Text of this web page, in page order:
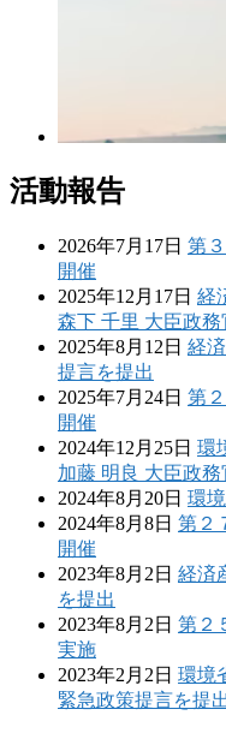
活動報告
2026年7月17日 第
開催
2025年12月17日 経
森下 千里 大臣政
2025年8月12日 経
提言を提出
2025年7月24日 第
開催
2024年12月25日 環
加藤 明良 大臣政
2024年8月20日 環
2024年8月8日 第２
開催
2023年8月2日 経済
を提出
2023年8月2日 第２
実施
2023年2月2日 環境
緊急政策提言を提